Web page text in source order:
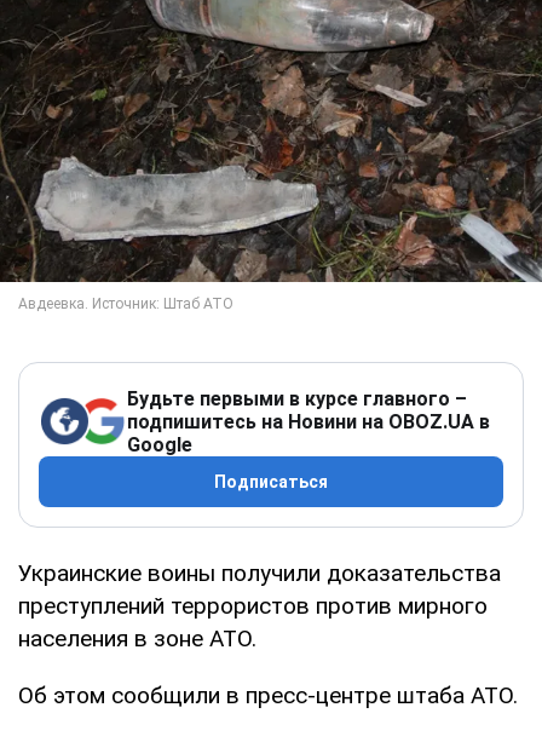
Будьте первыми в курсе главного –
подпишитесь на Новини на OBOZ.UA в
Google
Подписаться
Украинские воины получили доказательства
преступлений террористов против мирного
населения в зоне АТО.
Об этом сообщили в пресс-центре штаба АТО.